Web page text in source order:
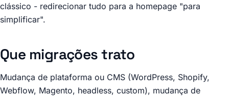
clássico - redirecionar tudo para a homepage "para
simplificar".
Que migrações trato
Mudança de plataforma ou CMS (WordPress, Shopify,
Webflow, Magento, headless, custom), mudança de